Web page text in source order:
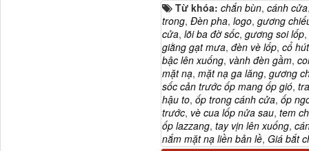
Từ khóa: chắn bùn, cánh cửa
trong, Đèn pha, logo, gương
cửa, lõi ba đờ sốc, gương soi lốp,
giằng gạt mưa, đèn vè lốp, cổ
bậc lên xuống, vành đèn gầm,
mặt nạ, mặt nạ ga lăng, gương
sốc cản trước ốp mang ốp gió,
hậu to, ốp trong cánh cửa, ốp
trước, vè cua lốp nửa sau, tem
ốp lazzang, tay vịn lên xuống,
nắm mặt nạ liền bản lề, Giá bắt